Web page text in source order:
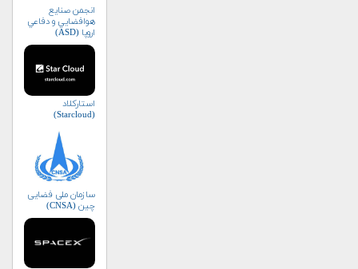
انجمن صنايع
هوافضايي و دفاعي
اروپا (ASD)
استارکلاد
(Starcloud)
سازمان ملی فضایی
چین (CNSA)